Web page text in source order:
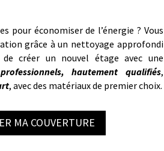
pour économiser de l’énergie ? Vous
grâce à un nettoyage approfondi
créer un nouvel étage avec une
hautement qualifiés,
, avec des matériaux de premier choix.
MA COUVERTURE